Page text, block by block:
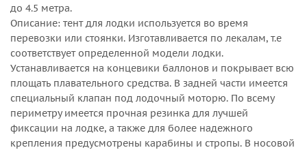
до 4.5 метра.
Описание: тент для лодки используется во время
перевозки или стоянки. Изготавливается по лекалам, т.е
соответствует определенной модели лодки.
Устанавливается на концевики баллонов и покрывает всю
площать плавательного средства. В задней части имеется
специальный клапан под лодочный моторю. По всему
периметру имеется прочная резинка для лучшей
фиксации на лодке, а также для более надежного
крепления предусмотрены карабины и стропы. В носовой